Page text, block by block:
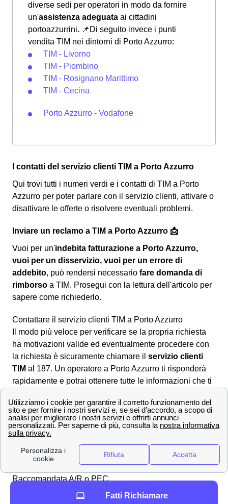
diverse sedi per operatori in modo da fornire
un'assistenza adeguata ai cittadini
portoazzurrini. 📌Di seguito invece i punti
vendita TIM nei dintorni di Porto Azzurro:
TIM - Livorno
TIM - Piombino
TIM - Rosignano Marittimo
TIM - Cecina
Porto Azzurro - Vodafone
I contatti del servizio clienti TIM a Porto Azzurro
Qui trovi tutti i numeri verdi e i contatti di TIM a Porto
Azzurro per poter parlare con il servizio clienti, attivare o
disattivare le offerte o risolvere eventuali problemi.
Inviare un reclamo a TIM a Porto Azzurro 📩
Vuoi per un'indebita fatturazione a Porto Azzurro,
vuoi per un disservizio, vuoi per un errore di
addebito, può rendersi necessario fare domanda di
rimborso a TIM. Prosegui con la lettura dell'articolo per
sapere come richiederlo.
Contattare il servizio clienti TIM a Porto Azzurro
Il modo più veloce per verificare se la propria richiesta
ha motivazioni valide ed eventualmente procedere con
la richiesta è sicuramente chiamare il servizio clienti
TIM al 187. Un operatore a Porto Azzurro ti risponderà
rapidamente e potrai ottenere tutte le informazioni che ti
Dall'area web MyTIM
È altresì possibile andare nell'area online dedicata
compilando il modulo nella sezione appositascriviciper
Azzurro ed attendere la risposta ad uno degli indirizzi
forniti in sede di compilazione.
Raccomandata A/R o PEC
In alternativa è anche possibile inviare una
Fatti Richiamare